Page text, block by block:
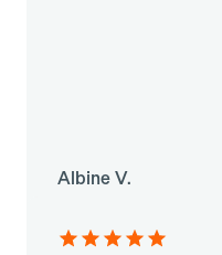
Albine V.